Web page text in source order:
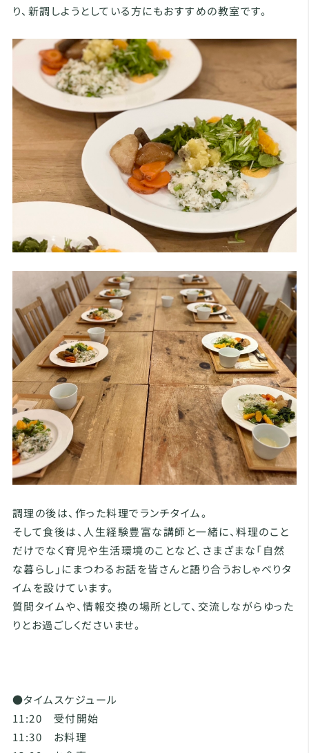
り、新調しようとしている方にもおすすめの教室です。
調理の後は、作った料理でランチタイム。
そして食後は、人生経験豊富な講師と一緒に、料理のこと
だけでなく育児や生活環境のことなど、さまざまな「自然
な暮らし」にまつわるお話を皆さんと語り合うおしゃべりタ
イムを設けています。
質問タイムや、情報交換の場所として、交流しながらゆった
りとお過ごしくださいませ。
●タイムスケジュール
11:20 受付開始
11:30 お料理